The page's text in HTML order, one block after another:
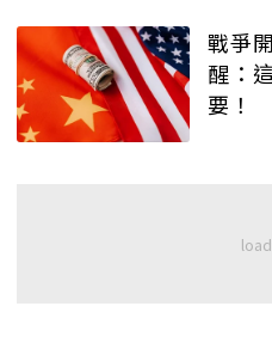
戰爭
醒：
要！